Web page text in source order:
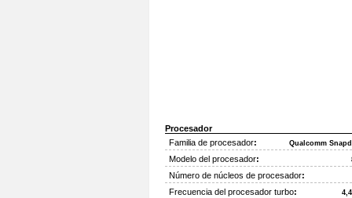
Procesador
Familia de procesador: Qualcomm
Modelo del procesador:
Número de núcleos de procesador:
Frecuencia del procesador turbo: